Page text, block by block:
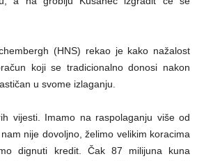
(HNS) rekao je kako nažalost
koji se tradicionalno donosi nakon
u svome izlaganju.
vijesti. Imamo na raspolaganju više od
nije dovoljno, želimo velikim koracima
dignuti kredit. Čak 87 milijuna kuna